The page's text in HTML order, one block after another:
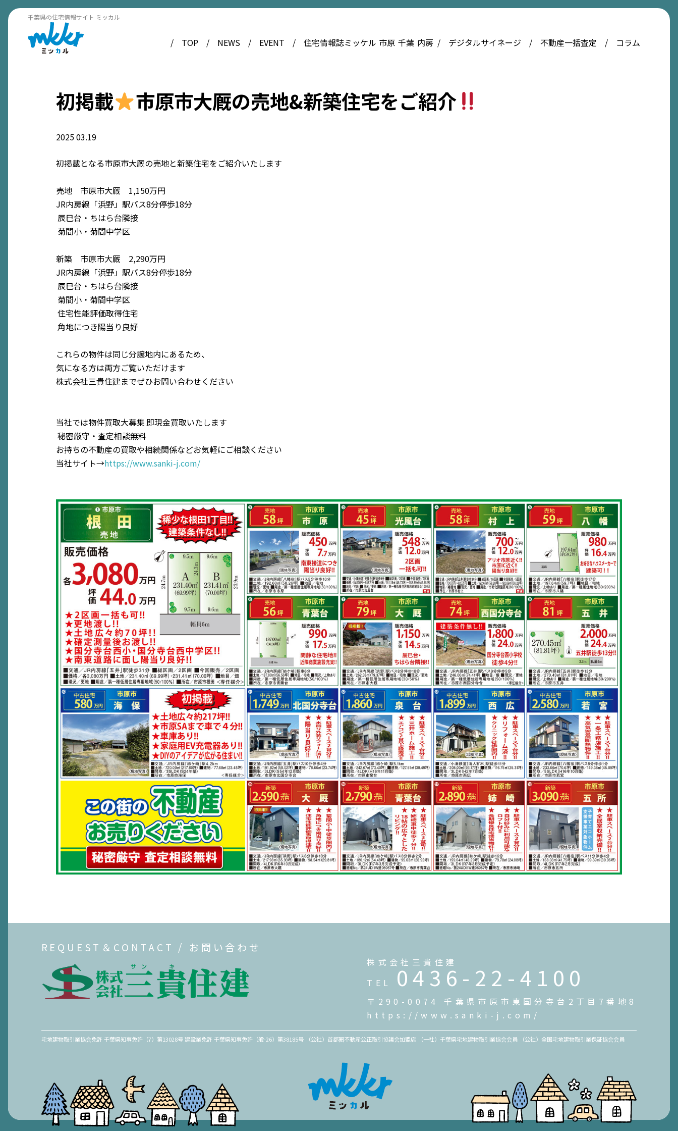
千葉県の住宅情報サイト ミッカル
TOP NEWS EVENT 住宅情報誌ミッケル 市原 千葉 内房 デジタルサイネージ 不動産一括査定 コラム
初掲載 市原市大厩の売地&新築住宅をご紹介
202503.19
初掲載となる市原市大厩の売地と新築住宅をご紹介いたします
売地 市原市大厩 1,150万円
JR内房線「浜野」駅バス8分停歩18分
辰巳台・ちはら台隣接
菊間小・菊間中学区
新築 市原市大厩 2,290万円
JR内房線「浜野」駅バス8分停歩18分
辰巳台・ちはら台隣接
菊間小・菊間中学区
住宅性能評価取得住宅
角地につき陽当り良好
これらの物件は同じ分譲地内にあるため、
気になる方は両方ご覧いただけます
株式会社三貴住建までぜひお問い合わせください
当社では物件買取大募集即現金買取いたします
秘密厳守・査定相談無料
お持ちの不動産の買取や相続関係などお気軽にご相談ください
当社サイト→https://www.sanki-j.com/
REQUEST＆CONTACT / お問い合わせ
株式会社三貴住建
TEL 0436-22-4100
〒290-0074 千葉県市原市東国分寺台2丁目7番地8
https://www.sanki-j.com/
宅地建物取引業協会免許 千葉県知事免許（7）第13028号 建設業免許 千葉県知事免許（般-26）第38185号 （公社）首都圏不動産公正取引協議会加盟店 （一社）千葉県宅地建物取引業協会会員 （公社）全国宅地建物取引業保証協会会員